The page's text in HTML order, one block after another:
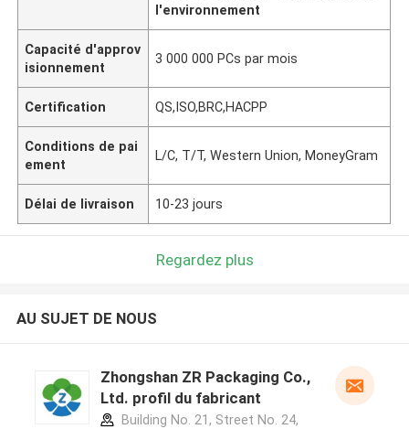
l'environnement
Capacité d'approv
isionnement
3 000 000 PCs par mois
Certification QS,ISO,BRC,HACPP
Conditions de pai
ement
L/C, T/T, Western Union, MoneyGram
Délai de livraison 10-23 jours
Regardez plus
AU SUJET DE NOUS
Zhongshan ZR Packaging Co.,
Ltd. profil du fabricant
Building No. 21, Street No. 24,